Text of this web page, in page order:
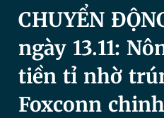
Video
Sản phẩm khác
CHUYỂN
ngày 13.11:
tiền tỉ nhờ
Foxconn